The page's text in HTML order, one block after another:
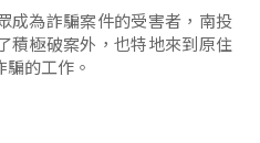
成為詐騙案件的受害者，南投
積極破案外，也特地來到原住
的工作。